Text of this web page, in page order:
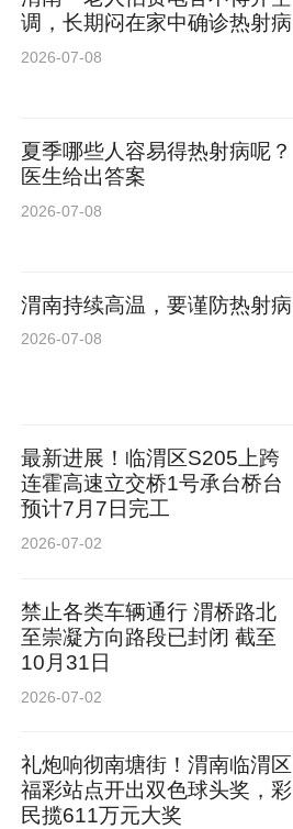
调，长期闷在家中确诊热射病
2026-07-08
夏季哪些人容易得热射病呢？
医生给出答案
2026-07-08
渭南持续高温，要谨防热射病
2026-07-08
最新进展！临渭区S205上跨
连霍高速立交桥1号承台桥台
预计7月7日完工
2026-07-02
禁止各类车辆通行 渭桥路北
至崇凝方向路段已封闭 截至
10月31日
2026-07-02
礼炮响彻南塘街！渭南临渭区
福彩站点开出双色球头奖，彩
民揽611万元大奖